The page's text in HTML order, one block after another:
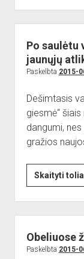
Po saulėtu
jaunųjų
Paskelbta 2015-
Dešimtasis
giesmė“
dangumi,
gražios
Skaityti
Obeliuose
Paskelbta 2015-